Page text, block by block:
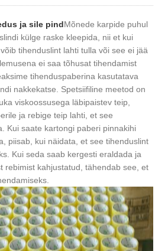
ja sile pindMõnede karpide puhul
külge raske kleepida, nii et kui
tihenduslint lahti tulla või see ei jää
ei saa tõhusat tihendamist
tihenduspaberina kasutatava
nakkekatse. Spetsiifiline meetod on
viskoossusega läbipaistev teip,
ja rebige teip lahti, et see
Kui saate kartongi paberi pinnakihi
piisab, kui näidata, et see tihenduslint
Kui seda saab kergesti eraldada ja
rebimist kahjustatud, tähendab see, et